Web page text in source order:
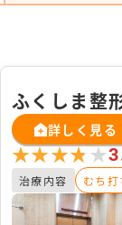
ふくしま整
詳しく見る
★★★★★
★★★★★
治療内容 むち打